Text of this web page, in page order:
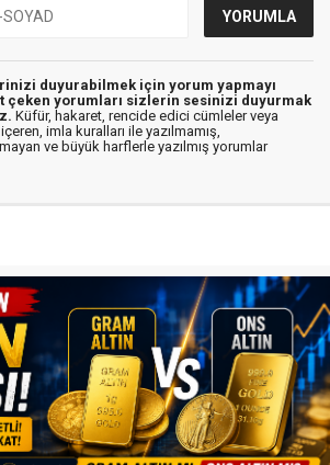
duyurabilmek için yorum yapmayı
çeken yorumları sizlerin sesinizi duyurmak
Küfür, hakaret, rencide edici cümleler veya
imla kuralları ile yazılmamış,
ve büyük harflerle yazılmış yorumlar